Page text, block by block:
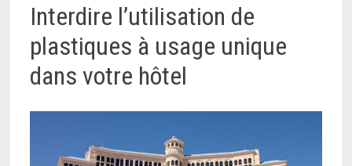
Interdire l’utilisation de
plastiques à usage unique
dans votre hôtel